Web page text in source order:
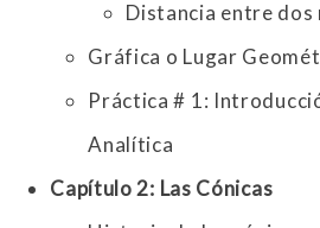
Distancia entre dos
Gráfica o Lugar
Práctica # 1:
Analítica
Capítulo 2: Las Cónicas